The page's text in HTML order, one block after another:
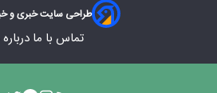
طراحی سایت خبری و
تماس با ما